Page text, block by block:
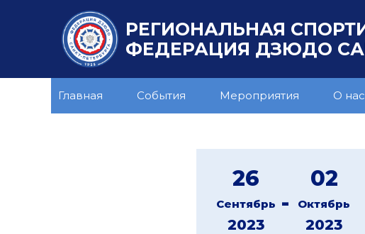
РЕГИОНАЛЬНАЯ
ФЕДЕРАЦИЯ ДЗЮДО
Главная События Мероприятия О нас
26
Сентябрь
2023
-
02
Октябрь
2023